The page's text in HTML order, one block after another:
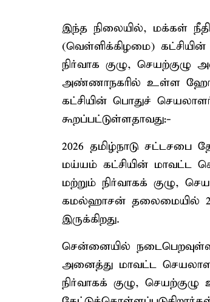
இந்த நிலையில், மக்கள்
(வெள்ளிக்கிழமை)
நிர்வாக குழு, செயற்குழு
அண்ணாநகரில் உள்ள
கட்சியின் பொதுச்
கூறப்பட்டுள்ளதாவது:-
2026 தமிழ்நாடு சட்டசபை
மய்யம் கட்சியின்
மற்றும் நிர்வாகக் குழு,
கமல்ஹாசன் தலைமையில்
இருக்கிறது.
சென்னையில்
அனைத்து மாவட்ட
நிர்வாகக் குழு,